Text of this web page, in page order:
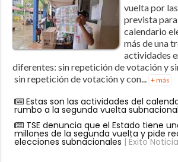
vuelta por
prevista
calendario
más de una
actividades
diferentes: sin repetición de votación y
sin repetición de votación y con... + más
Estas son las actividades del
rumbo a la segunda vuelta subnacional
TSE denuncia que el Estado tiene
millones de la segunda vuelta y pide
elecciones subnacionales | Éxito